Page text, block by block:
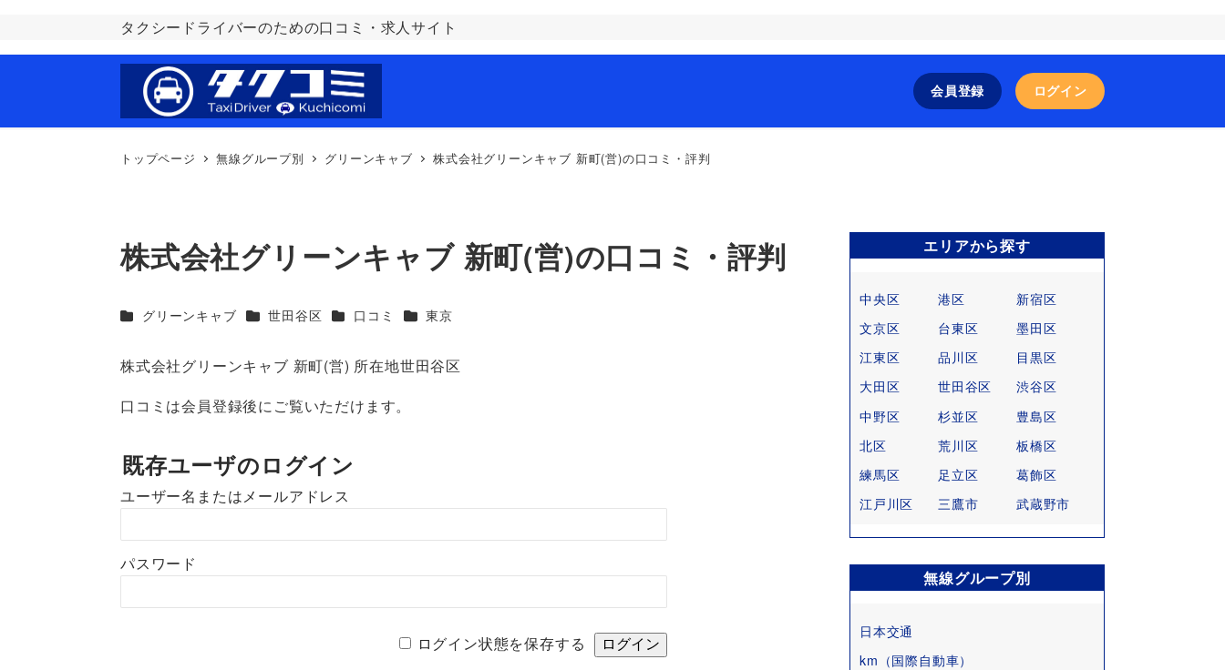
タクシードライバーのための口コミ・求人サイト
会員登録 ログイン
トップページ 無線グループ別 グリーンキャブ 株式会社グリーンキャブ 新町(営)の口コミ・評判
株式会社グリーンキャブ 新町(営)の口コミ・評判
カテゴリー
グリーンキャブ カテゴリー
世田谷区 カテゴリー
口コミ カテゴリー
東京
株式会社グリーンキャブ 新町(営) 所在地世田谷区
口コミは会員登録後にご覧いただけます。
既存ユーザのログイン
ユーザー名またはメールアドレス
パスワード
ログイン状態を保存する
エリアから探す
中央区 港区
新宿区
文京区
台東区
墨田区
江東区
品川区
目黒区
大田区
世田谷区
渋谷区
中野区
杉並区
豊島区
北区
荒川区
板橋区
練馬区
足立区
葛飾区
江戸川区
三鷹市 武蔵野市
無線グループ別
日本交通
km（国際自動車）